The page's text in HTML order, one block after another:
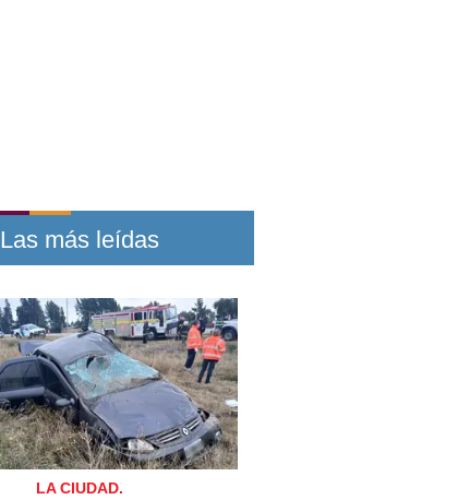
Las más leídas
LA CIUDAD.